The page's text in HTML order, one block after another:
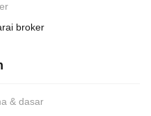
broker
& dasar